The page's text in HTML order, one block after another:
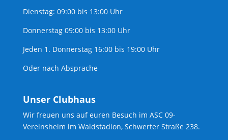
Dienstag: 09:00 bis 13:00 Uhr
Donnerstag 09:00 bis 13:00 Uhr
Jeden 1. Donnerstag 16:00 bis 19:00 Uhr
Oder nach Absprache
Unser Clubhaus
Wir freuen uns auf euren Besuch im ASC 09-
Vereinsheim im Waldstadion, Schwerter Straße 238.